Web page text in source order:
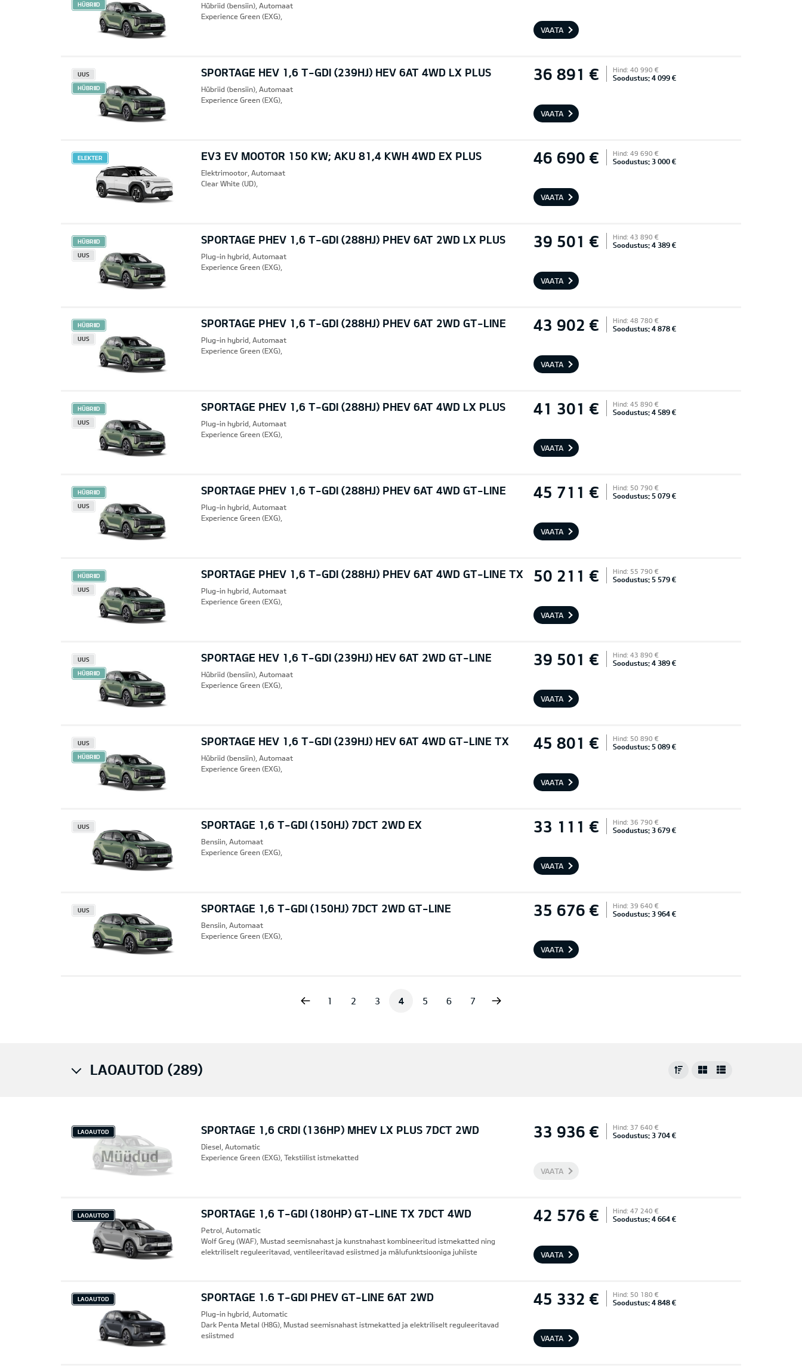
HÜBRIID
Hübriid (bensiin), Automaat
Experience Green (EXG),
VAATA
SPORTAGE HEV 1,6 T-GDI (239HJ) HEV 6AT 4WD LX PLUS 36 891 € Hind: 40 990 €
Soodustus: 4 099 €
UUS
HÜBRIID
Hübriid (bensiin), Automaat
Experience Green (EXG),
VAATA
EV3 EV MOOTOR 150 KW; AKU 81,4 KWH 4WD EX PLUS 46 690 € Hind: 49 690 €
Soodustus: 3 000 €
ELEKTER
Elektrimootor, Automaat
Clear White (UD),
VAATA
SPORTAGE PHEV 1,6 T-GDI (288HJ) PHEV 6AT 2WD LX PLUS 39 501 € Hind: 43 890 €
Soodustus: 4 389 €
HÜBRIID
UUS
Plug-in hybrid, Automaat
Experience Green (EXG),
VAATA
SPORTAGE PHEV 1,6 T-GDI (288HJ) PHEV 6AT 2WD GT-LINE 43 902 € Hind: 48 780 €
Soodustus: 4 878 €
HÜBRIID
UUS
Plug-in hybrid, Automaat
Experience Green (EXG),
VAATA
SPORTAGE PHEV 1,6 T-GDI (288HJ) PHEV 6AT 4WD LX PLUS 41 301 € Hind: 45 890 €
Soodustus: 4 589 €
HÜBRIID
UUS
Plug-in hybrid, Automaat
Experience Green (EXG),
VAATA
SPORTAGE PHEV 1,6 T-GDI (288HJ) PHEV 6AT 4WD GT-LINE 45 711 € Hind: 50 790 €
Soodustus: 5 079 €
HÜBRIID
UUS
Plug-in hybrid, Automaat
Experience Green (EXG),
VAATA
SPORTAGE PHEV 1,6 T-GDI (288HJ) PHEV 6AT 4WD GT-LINE TX 50 211 € Hind: 55 790 €
Soodustus: 5 579 €
HÜBRIID
UUS
Plug-in hybrid, Automaat
Experience Green (EXG),
VAATA
SPORTAGE HEV 1,6 T-GDI (239HJ) HEV 6AT 2WD GT-LINE 39 501 € Hind: 43 890 €
Soodustus: 4 389 €
UUS
HÜBRIID
Hübriid (bensiin), Automaat
Experience Green (EXG),
VAATA
SPORTAGE HEV 1,6 T-GDI (239HJ) HEV 6AT 4WD GT-LINE TX 45 801 € Hind: 50 890 €
Soodustus: 5 089 €
UUS
HÜBRIID
Hübriid (bensiin), Automaat
Experience Green (EXG),
VAATA
SPORTAGE 1,6 T-GDI (150HJ) 7DCT 2WD EX 33 111 € Hind: 36 790 €
Soodustus: 3 679 €
UUS
Bensiin, Automaat
Experience Green (EXG),
VAATA
SPORTAGE 1,6 T-GDI (150HJ) 7DCT 2WD GT-LINE 35 676 € Hind: 39 640 €
Soodustus: 3 964 €
UUS
Bensiin, Automaat
Experience Green (EXG),
VAATA
1 2 3 4 5 6 7
LAOAUTOD (289)
SPORTAGE 1,6 CRDI (136HP) MHEV LX PLUS 7DCT 2WD
Müüdud
33 936 € Hind: 37 640 €
Soodustus: 3 704 €
LAOAUTOD
Diesel, Automatic
Experience Green (EXG), Tekstiilist istmekatted
VAATA
SPORTAGE 1,6 T-GDI (180HP) GT-LINE TX 7DCT 4WD 42 576 € Hind: 47 240 €
Soodustus: 4 664 €
LAOAUTOD
Petrol, Automatic
Wolf Grey (WAF), Mustad seemisnahast ja kunstnahast kombineeritud istmekatted ning
elektriliselt reguleeritavad, ventileeritavad esiistmed ja mälufunktsiooniga juhiiste
VAATA
SPORTAGE 1.6 T-GDI PHEV GT-LINE 6AT 2WD 45 332 € Hind: 50 180 €
Soodustus: 4 848 €
LAOAUTOD
Plug-in hybrid, Automatic
Dark Penta Metal (H8G), Mustad seemisnahast istmekatted ja elektriliselt reguleeritavad
esiistmed
VAATA